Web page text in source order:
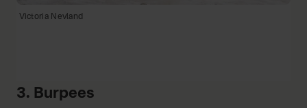
Victoria Nevland
3. Burpees